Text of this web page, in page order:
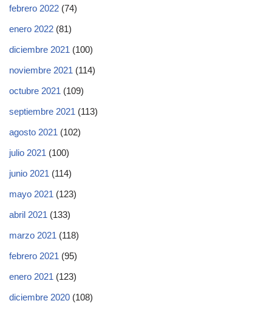
febrero 2022 (74)
enero 2022 (81)
diciembre 2021 (100)
noviembre 2021 (114)
octubre 2021 (109)
septiembre 2021 (113)
agosto 2021 (102)
julio 2021 (100)
junio 2021 (114)
mayo 2021 (123)
abril 2021 (133)
marzo 2021 (118)
febrero 2021 (95)
enero 2021 (123)
diciembre 2020 (108)